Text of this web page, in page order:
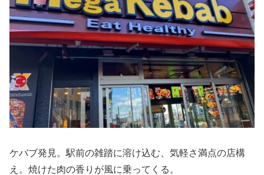
ケバブ発見。駅前の雑踏に溶け込む、気軽さ満点の店構
え。焼けた肉の香りが風に乗ってくる。